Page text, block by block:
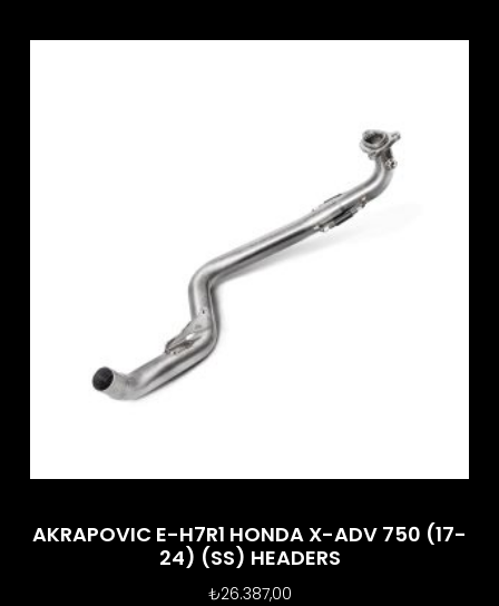
AKRAPOVIC E-H7R1 HONDA X-ADV 750 (17-
24) (SS) HEADERS
₺26.387,00